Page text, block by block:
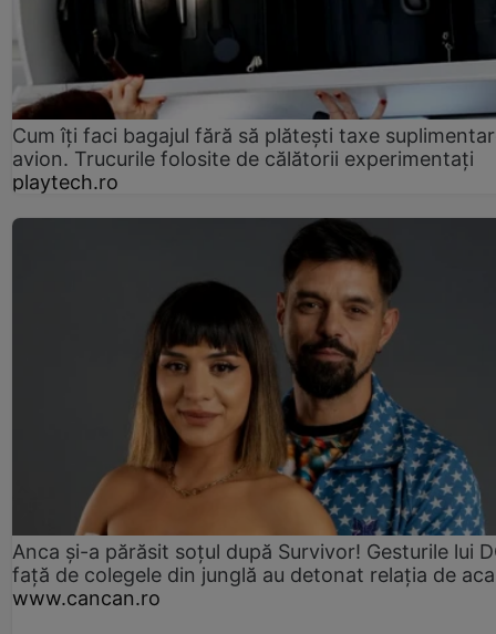
Cum îți faci bagajul fără să plătești taxe
avion. Trucurile folosite de călătorii experimentați
playtech.ro
Anca și-a părăsit soțul după Survivor! Gesturile lui
față de colegele din junglă au detonat relația de
www.cancan.ro